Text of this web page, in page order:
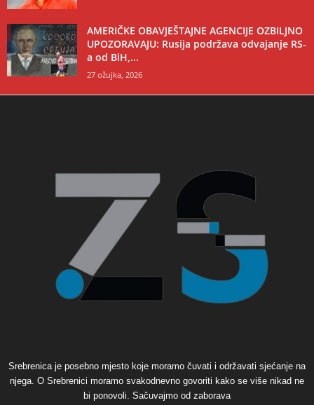
AMERIČKE OBAVJEŠTAJNE AGENCIJE OZBILJNO
UPOZORAVAJU: Rusija podržava odvajanje RS-
a od BiH,...
27 ožujka, 2026
Srebrenica je posebno mjesto koje moramo čuvati i održavati sjećanje na
njega. O Srebrenici moramo svakodnevno govoriti kako se više nikad ne
bi ponovoli. Sačuvajmo od zaborava